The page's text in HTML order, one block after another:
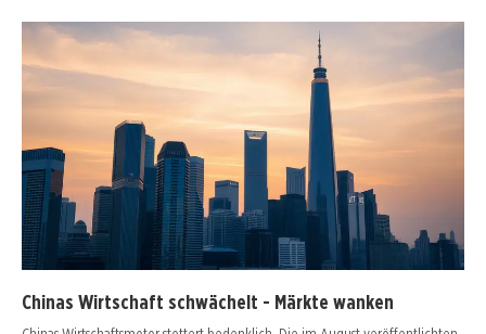
Chinas Wirtschaft schwächelt - Märkte wanken